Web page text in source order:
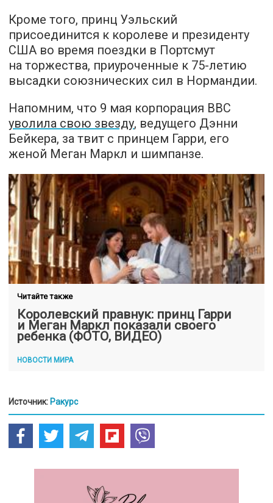
Кроме того, принц Уэльский
присоединится к королеве и президенту
США во время поездки в Портсмут
на торжества, приуроченные к 75-летию
высадки союзнических сил в Нормандии.
Напомним, что 9 мая корпорация BBC
уволила свою звезду, ведущего Дэнни
Бейкера, за твит с принцем Гарри, его
женой Меган Маркл и шимпанзе.
Читайте также
Королевский правнук: принц Гарри
и Меган Маркл показали своего
ребенка (ФОТО, ВИДЕО)
НОВОСТИ МИРА
Источник: Ракурс